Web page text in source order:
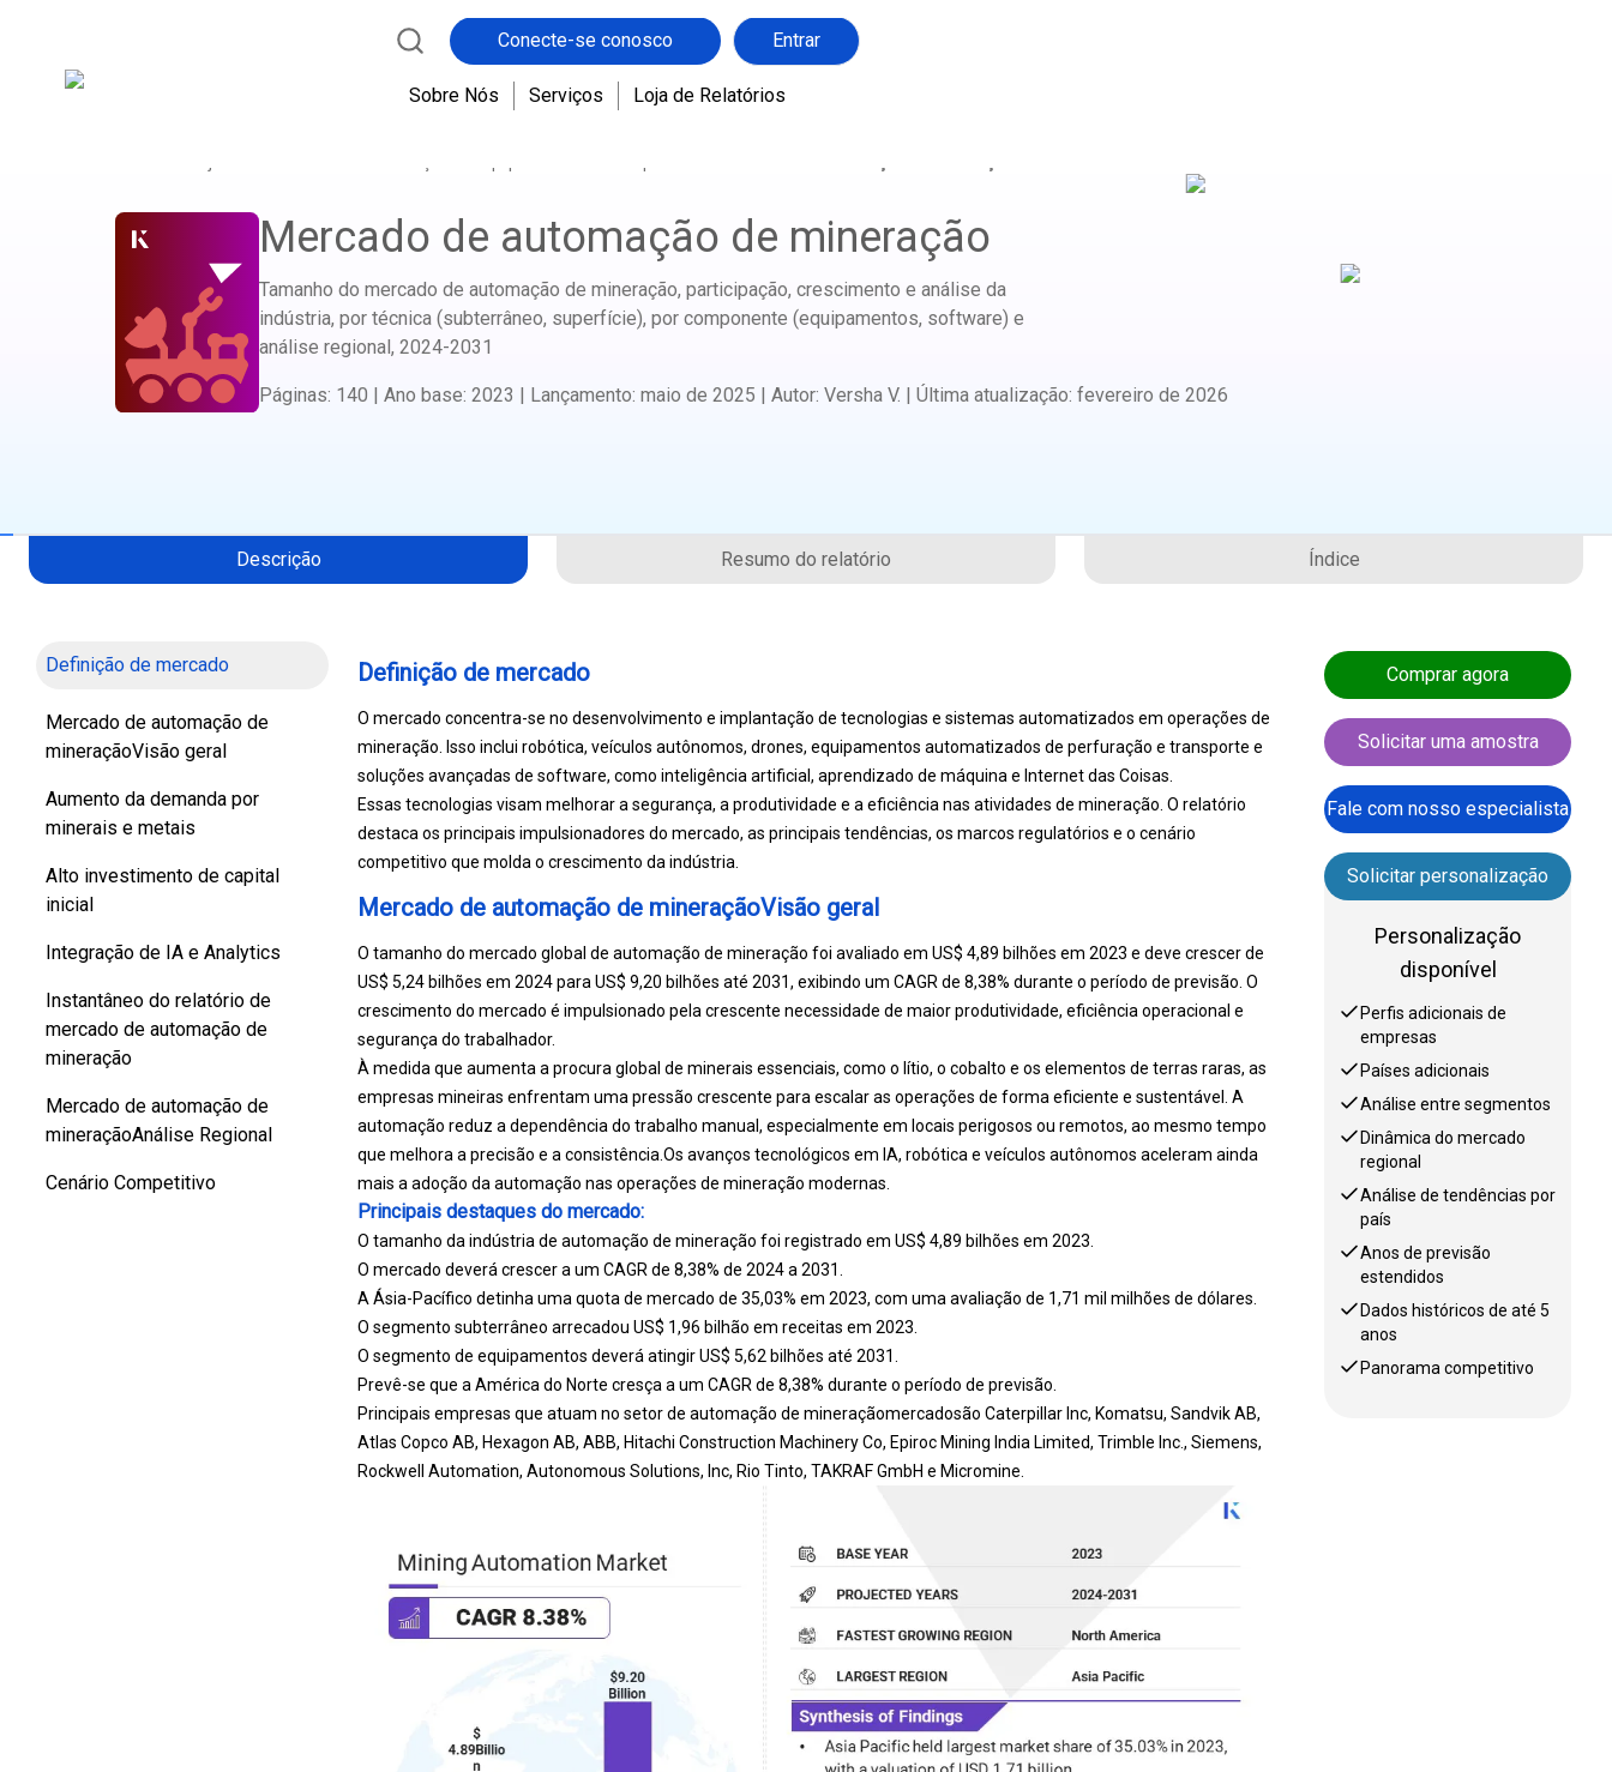
Conecte-se conosco Entrar
Mercado de automação de mineração
Tamanho do mercado de automação de mineração, participação, crescimento e análise da
indústria, por técnica (subterrâneo, superfície), por componente (equipamentos, software) e
análise regional, 2024-2031
Páginas: 140 Ano base: 2023 Lançamento: maio de 2025 Autor: Versha V. Última atualização: fevereiro de 2026
Descrição Resumo do relatório Índice
Definição de mercado
Mercado de automação de
mineraçãoVisão geral
Aumento da demanda por
minerais e metais
Alto investimento de capital
inicial
Integração de IA e Analytics
Instantâneo do relatório de
mercado de automação de
mineração
Mercado de automação de
mineraçãoAnálise Regional
Cenário Competitivo
Definição de mercado
O mercado concentra-se no desenvolvimento e implantação de tecnologias e sistemas automatizados em operações de
mineração. Isso inclui robótica, veículos autônomos, drones, equipamentos automatizados de perfuração e transporte e
soluções avançadas de software, como inteligência artificial, aprendizado de máquina e Internet das Coisas.
Essas tecnologias visam melhorar a segurança, a produtividade e a eficiência nas atividades de mineração. O relatório
destaca os principais impulsionadores do mercado, as principais tendências, os marcos regulatórios e o cenário
competitivo que molda o crescimento da indústria.
Mercado de automação de mineraçãoVisão geral
O tamanho do mercado global de automação de mineração foi avaliado em US$ 4,89 bilhões em 2023 e deve crescer de
US$ 5,24 bilhões em 2024 para US$ 9,20 bilhões até 2031, exibindo um CAGR de 8,38% durante o período de previsão. O
crescimento do mercado é impulsionado pela crescente necessidade de maior produtividade, eficiência operacional e
segurança do trabalhador.
À medida que aumenta a procura global de minerais essenciais, como o lítio, o cobalto e os elementos de terras raras, as
empresas mineiras enfrentam uma pressão crescente para escalar as operações de forma eficiente e sustentável. A
automação reduz a dependência do trabalho manual, especialmente em locais perigosos ou remotos, ao mesmo tempo
que melhora a precisão e a consistência. Os avanços tecnológicos em IA, robótica e veículos autônomos aceleram ainda
mais a adoção da automação nas operações de mineração modernas.
Principais destaques do mercado:
O tamanho da indústria de automação de mineração foi registrado em US$ 4,89 bilhões em 2023.
O mercado deverá crescer a um CAGR de 8,38% de 2024 a 2031.
A Ásia-Pacífico detinha uma quota de mercado de 35,03% em 2023, com uma avaliação de 1,71 mil milhões de dólares.
O segmento subterrâneo arrecadou US$ 1,96 bilhão em receitas em 2023.
O segmento de equipamentos deverá atingir US$ 5,62 bilhões até 2031.
Prevê-se que a América do Norte cresça a um CAGR de 8,38% durante o período de previsão.
Principais empresas que atuam no setor de automação de mineraçãomercadosão Caterpillar Inc, Komatsu, Sandvik AB,
Atlas Copco AB, Hexagon AB, ABB, Hitachi Construction Machinery Co, Epiroc Mining India Limited, Trimble Inc., Siemens,
Rockwell Automation, Autonomous Solutions, Inc, Rio Tinto, TAKRAF GmbH e Micromine.
Comprar agora
Solicitar uma amostra
Fale com nosso especialista
Solicitar personalização
Personalização
disponível
Perfis adicionais de
empresas
Países adicionais
Análise entre segmentos
Dinâmica do mercado
regional
Análise de tendências por
país
Anos de previsão
estendidos
Dados históricos de até 5
anos
Panorama competitivo